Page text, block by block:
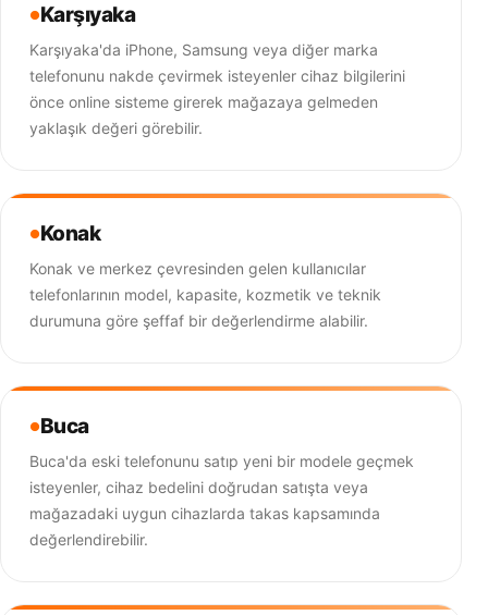
Karşıyaka
Karşıyaka'da iPhone, Samsung veya diğer marka
telefonunu nakde çevirmek isteyenler cihaz bilgilerini
önce online sisteme girerek mağazaya gelmeden
yaklaşık değeri görebilir.
Konak
Konak ve merkez çevresinden gelen kullanıcılar
telefonlarının model, kapasite, kozmetik ve teknik
durumuna göre şeffaf bir değerlendirme alabilir.
Buca
Buca'da eski telefonunu satıp yeni bir modele geçmek
isteyenler, cihaz bedelini doğrudan satışta veya
mağazadaki uygun cihazlarda takas kapsamında
değerlendirebilir.